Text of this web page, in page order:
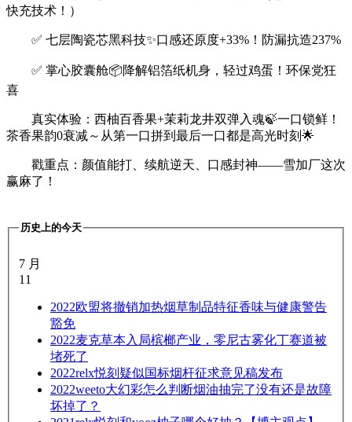
快充技术！）
✅ 七层陶瓷芯黑科技✨口感还原度+33%！防漏抗造237%
✅ 掌心胶囊舱📦降解铝箔纸机身，轻过鸡蛋！环保党狂
喜
真实体验：西柚百香果+茉莉龙井双弹入魂🍃一口锁鲜！
茶香果韵0衰减～从第一口拼到最后一口都是高光时刻🌟
戳重点：颜值能打、续航逆天、口感封神——雪加厂这次
赢麻了！
历史上的今天
7 月
11
2022欧盟将撤销加热烟草制品特征香味与健康警告
豁免
2022麦克草本入局槟榔产业，零尼古雾化丁赛道被
堵死了
2022relx悦刻疑似国标烟杆征求意见稿发布
2022weeto大幻彩怎么判断烟油抽完了没有还是故障
坏掉了？